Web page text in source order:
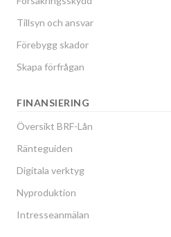
Tillsyn och ansvar
Förebygg skador
Skapa förfrågan
FINANSIERING
Översikt BRF-Lån
Ränteguiden
Digitala verktyg
Nyproduktion
Intresseanmälan